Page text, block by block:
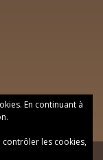
En continuant à
les cookies,